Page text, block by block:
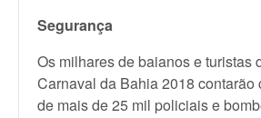
Segurança
Os milhares de baianos e turistas
Carnaval da Bahia 2018 contarão
de mais de 25 mil policiais e